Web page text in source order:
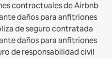
contractuales de Airbnb
daños para anfitriones
de seguro contratada
daños para anfitriones
de responsabilidad civil